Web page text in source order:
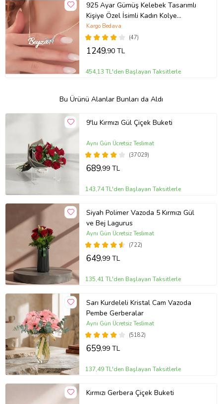
925 Ayar Gümüş Kelebek Tasarımlı
Kişiye Özel İsimli Kadın Kolye
Anneye Hediye,Sevgiliye
Hediye,Arkadaşa Hediye,Doğum
Günü Hediyesi,Eşe Hediye
(47)
Kargo Bedava
1249,90 TL
454,13 TL'den Başlayan Taksitlerle
Bu Ürünü Alanlar Bunları da Aldı
9'lu Kırmızı Gül Çiçek Buketi
(37029)
Aynı Gün Ücretsiz Teslimat
689,99 TL
143,74 TL'den Başlayan Taksitlerle
Siyah Polimer Vazoda 5 Kırmızı Gül
ve Bej Lagurus
(722)
Aynı Gün Ücretsiz Teslimat
649,99 TL
135,41 TL'den Başlayan Taksitlerle
Sarı Kurdeleli Kristal Cam Vazoda
Pembe Gerberalar
(5182)
Aynı Gün Ücretsiz Teslimat
659,99 TL
137,49 TL'den Başlayan Taksitlerle
Kırmızı Gerbera Çiçek Buketi